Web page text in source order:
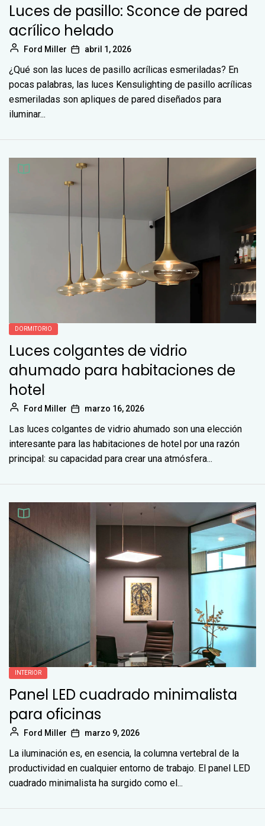
Luces de pasillo: Sconce de pared
acrílico helado
Ford Miller abril 1, 2026
¿Qué son las luces de pasillo acrílicas esmeriladas? En
pocas palabras, las luces Kensulighting de pasillo acrílicas
esmeriladas son apliques de pared diseñados para
iluminar...
DORMITORIO
Luces colgantes de vidrio
ahumado para habitaciones de
hotel
Ford Miller marzo 16, 2026
Las luces colgantes de vidrio ahumado son una elección
interesante para las habitaciones de hotel por una razón
principal: su capacidad para crear una atmósfera...
INTERIOR
Panel LED cuadrado minimalista
para oficinas
Ford Miller marzo 9, 2026
La iluminación es, en esencia, la columna vertebral de la
productividad en cualquier entorno de trabajo. El panel LED
cuadrado minimalista ha surgido como el...